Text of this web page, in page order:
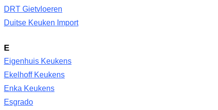
DRT Gietvloeren
Duitse Keuken Import
E
Eigenhuis Keukens
Ekelhoff Keukens
Enka Keukens
Esgrado